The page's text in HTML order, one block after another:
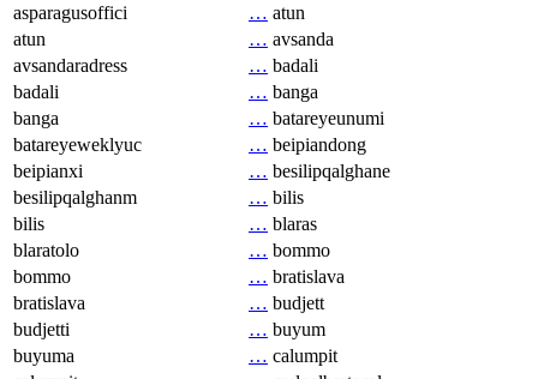
asparagusoffici
… atun
atun
… avsanda
avsandaradress
… badali
badali
… banga
banga
… batareyeunumi
batareyeweklyuc
… beipiandong
beipianxi
… besilipqalghane
besilipqalghanm
… bilis
bilis
… blaras
blaratolo
… bommo
bommo
… bratislava
bratislava
… budjett
budjetti
… buyum
buyuma
… calumpit